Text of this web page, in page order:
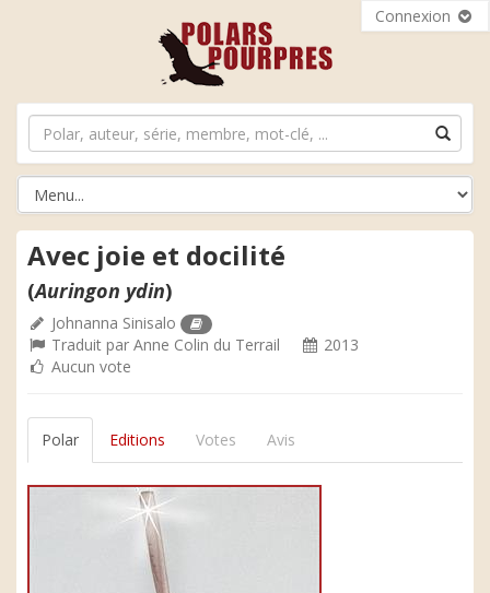
Connexion
Avec joie et docilité
(Auringon ydin)
Johnanna Sinisalo
Traduit par Anne Colin du Terrail
2013
Aucun vote
Polar Editions Votes Avis